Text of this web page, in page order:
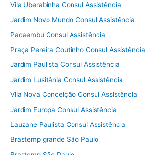
Vila Uberabinha Consul Assistência
Jardim Novo Mundo Consul Assistência
Pacaembu Consul Assistência
Praça Pereira Coutinho Consul Assistência
Jardim Paulista Consul Assistência
Jardim Lusitânia Consul Assistência
Vila Nova Conceição Consul Assistência
Jardim Europa Consul Assistência
Lauzane Paulista Consul Assistência
Brastemp grande São Paulo